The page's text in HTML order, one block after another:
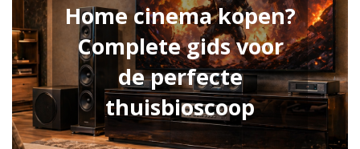
Home cinema kopen?
Complete gids voor
de perfecte
thuisbioscoop